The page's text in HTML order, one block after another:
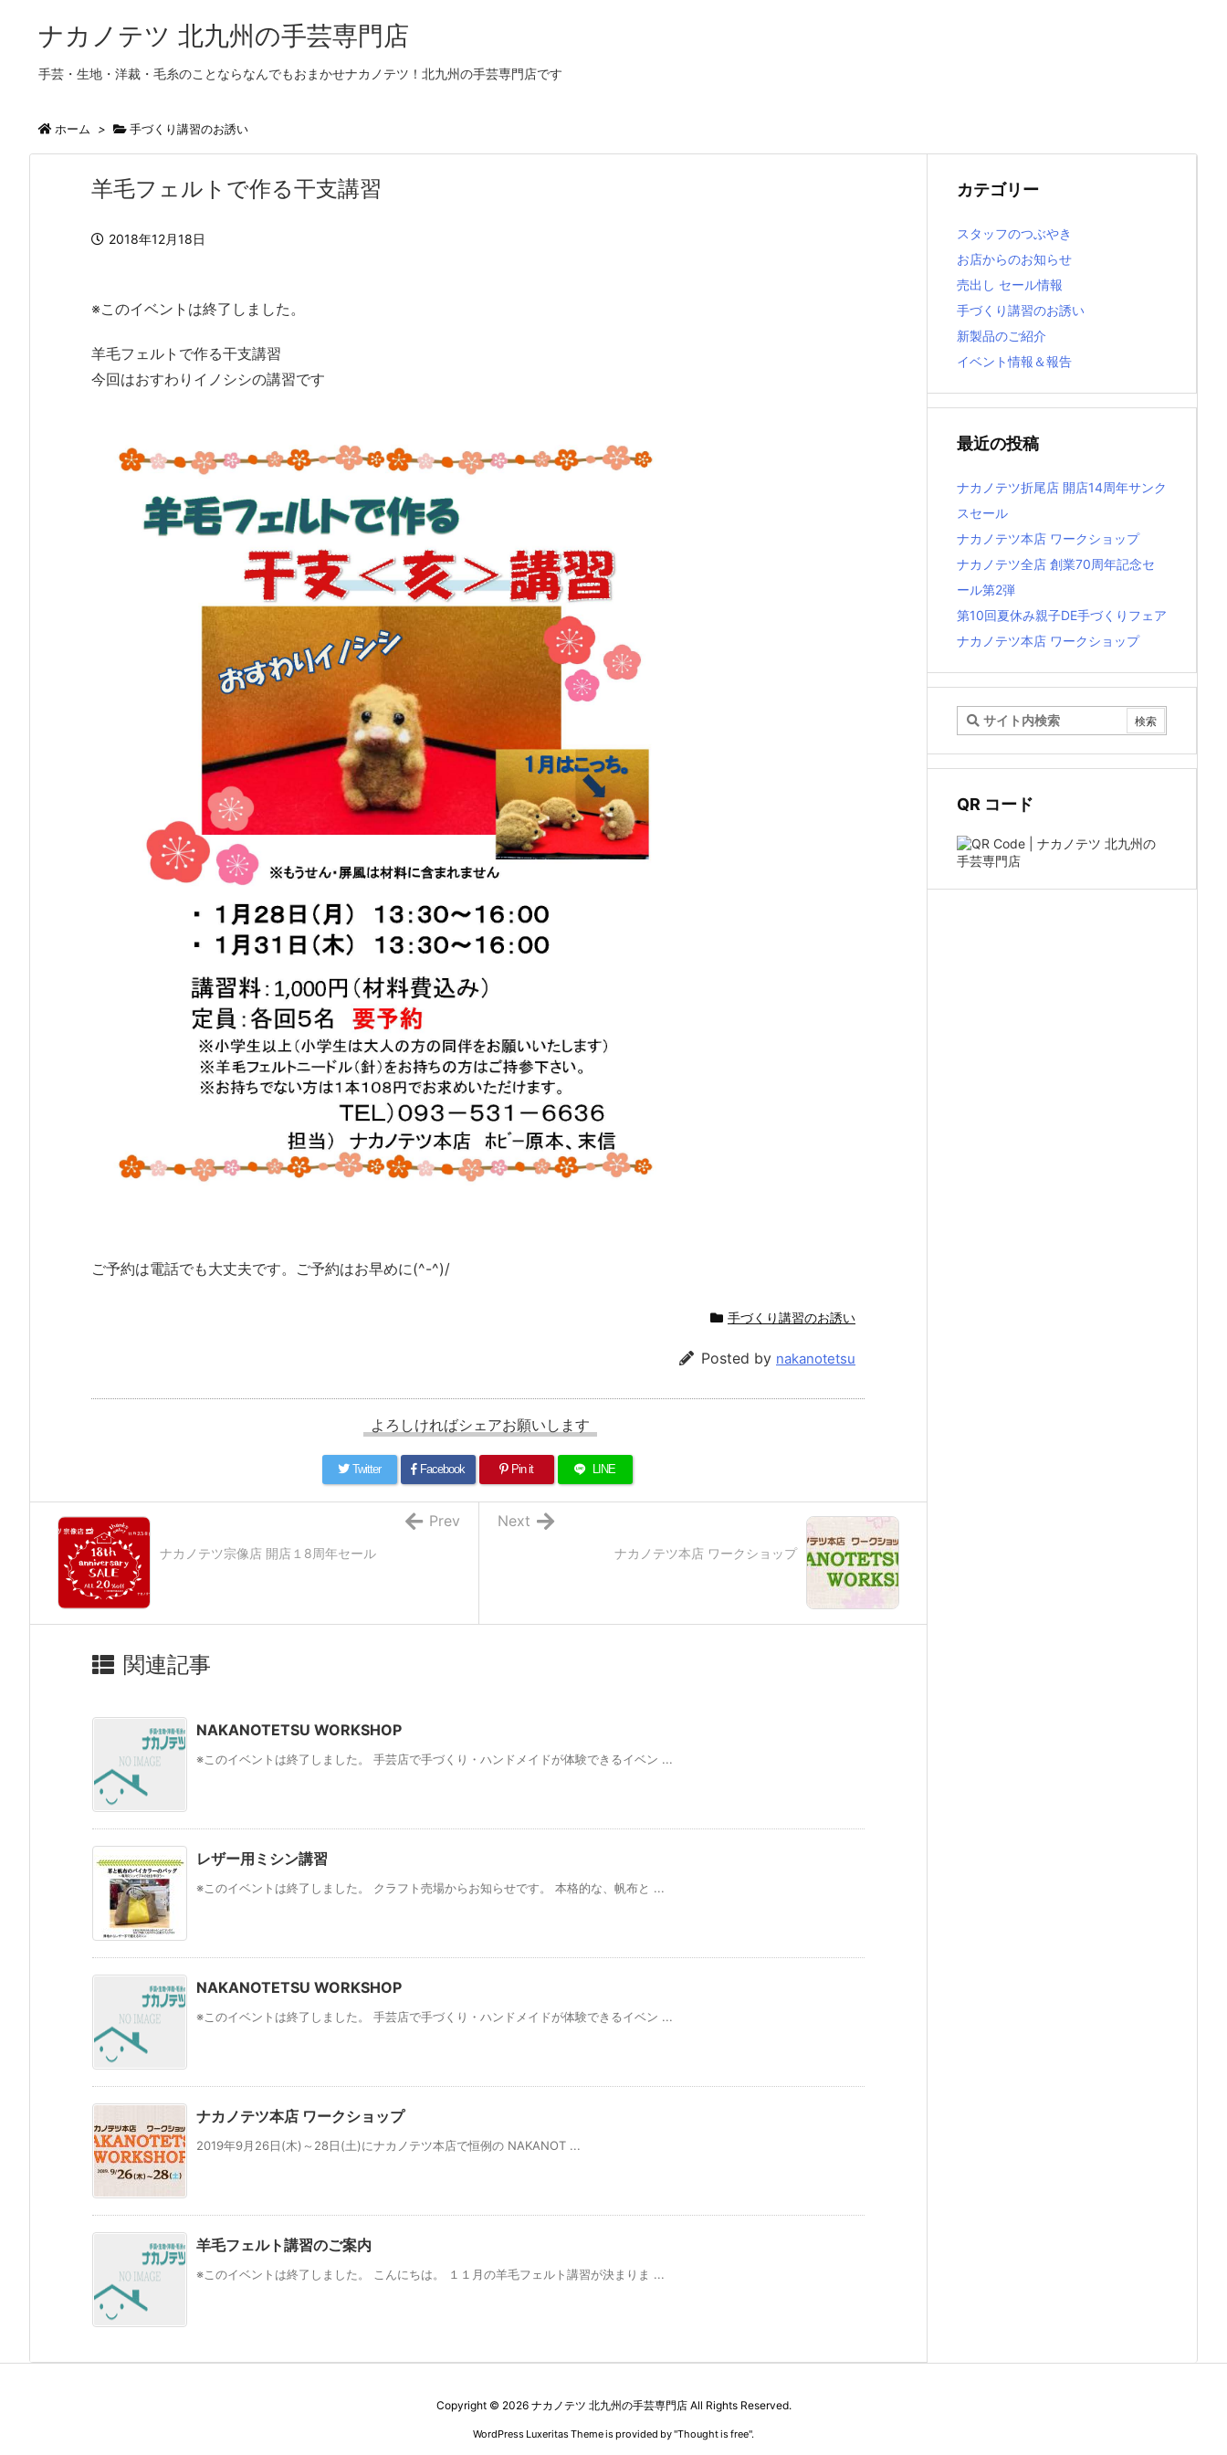
ナカノテツ 北九州の手芸専門店
手芸・生地・洋裁・毛糸のことならなんでもおまかせナカノテツ！北九州の手芸専門店です
ホーム > 手づくり講習のお誘い
羊毛フェルトで作る干支講習
2018年12月18日
※このイベントは終了しました。
羊毛フェルトで作る干支講習
今回はおすわりイノシシの講習です
ご予約は電話でも大丈夫です。ご予約はお早めに(^-^)/
手づくり講習のお誘い
Posted by nakanotetsu
よろしければシェアお願いします
Twitter Facebook Pin it LINE
ナカノテツ本店 ワークショップ
Next
ナカノテツ宗像店 開店１8周年セール
Prev
関連記事
NAKANOTETSU WORKSHOP
※このイベントは終了しました。 手芸店で手づくり・ハンドメイドが体験できるイベン ...
レザー用ミシン講習
※このイベントは終了しました。 クラフト売場からお知らせです。 本格的な、帆布と ...
NAKANOTETSU WORKSHOP
※このイベントは終了しました。 手芸店で手づくり・ハンドメイドが体験できるイベン ...
ナカノテツ本店 ワークショップ
2019年9月26日(木)～28日(土)にナカノテツ本店で恒例の NAKANOT ...
羊毛フェルト講習のご案内
※このイベントは終了しました。 こんにちは。 １１月の羊毛フェルト講習が決まりま ...
カテゴリー
スタッフのつぶやき
お店からのお知らせ
売出し セール情報
手づくり講習のお誘い
新製品のご紹介
イベント情報＆報告
最近の投稿
ナカノテツ折尾店 開店14周年サンク
スセール
ナカノテツ本店 ワークショップ
ナカノテツ全店 創業70周年記念セ
ール第2弾
第10回夏休み親子DE手づくりフェア
ナカノテツ本店 ワークショップ
QR コード
Copyright © 2026 ナカノテツ 北九州の手芸専門店All Rights Reserved.
WordPress Luxeritas Theme is provided by "Thought is free".